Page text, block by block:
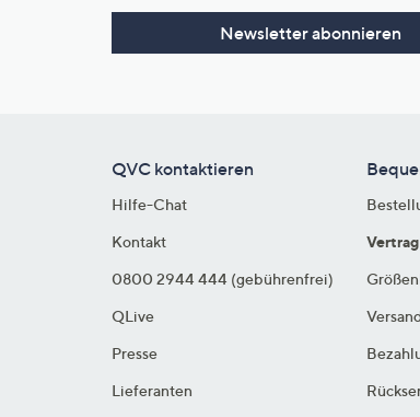
Newsletter abonnieren
QVC kontaktieren
Hilfe-Chat
Kontakt
0800 2944 444 (gebührenfrei)
QLive
Presse
Lieferanten